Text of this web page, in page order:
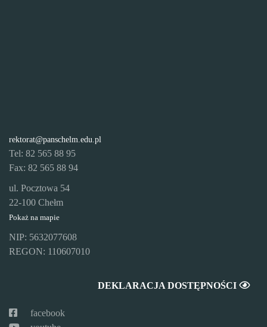
rektorat@panschelm.edu.pl
Tel: 82 565 88 95
Fax: 82 565 88 94
ul. Pocztowa 54
22-100 Chełm
Pokaż na mapie
NIP: 5632077608
REGON: 110607010
DEKLARACJA DOSTĘPNOŚCI
facebook